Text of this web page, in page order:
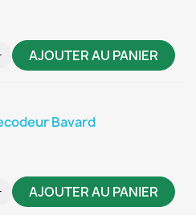
AJOUTER AU PANIER
Bavard
AJOUTER AU PANIER